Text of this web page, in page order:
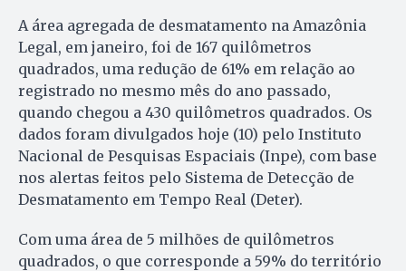
A área agregada de desmatamento na Amazônia
Legal, em janeiro, foi de 167 quilômetros
quadrados, uma redução de 61% em relação ao
registrado no mesmo mês do ano passado,
quando chegou a 430 quilômetros quadrados. Os
dados foram divulgados hoje (10) pelo Instituto
Nacional de Pesquisas Espaciais (Inpe), com base
nos alertas feitos pelo Sistema de Detecção de
Desmatamento em Tempo Real (Deter).
Com uma área de 5 milhões de quilômetros
quadrados, o que corresponde a 59% do território